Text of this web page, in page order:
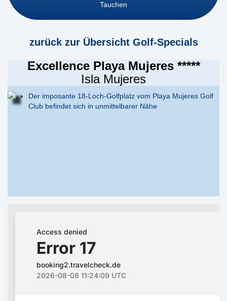
Tauchen
zurück zur Übersicht Golf-Specials
Excellence Playa Mujeres *****
Isla Mujeres
Der imposante 18-Loch-Golfplatz vom Playa Mujeres Golf
Club befindet sich in unmittelbarer Nähe